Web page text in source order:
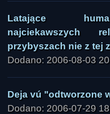
Latające
najciekawszych
przybyszach nie z tej
Dodano: 2006-08-03
Deja vú "odtworzone
Dodano: 2006-07-29